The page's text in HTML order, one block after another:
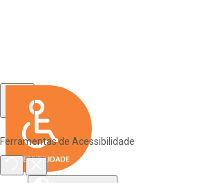
Ferramentas de Acessibilidade